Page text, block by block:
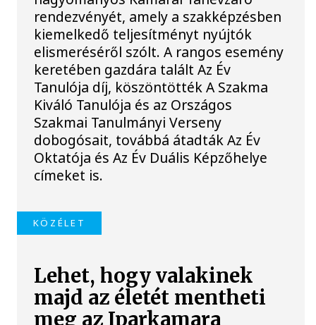
rendezvényét, amely a szakképzésben
kiemelkedő teljesítményt nyújtók
elismeréséről szólt. A rangos esemény
keretében gazdára talált Az Év
Tanulója díj, köszöntötték A Szakma
Kiváló Tanulója és az Országos
Szakmai Tanulmányi Verseny
dobogósait, továbbá átadták Az Év
Oktatója és Az Év Duális Képzőhelye
címeket is.
KÖZÉLET
Lehet, hogy valakinek
majd az életét mentheti
meg az Iparkamara